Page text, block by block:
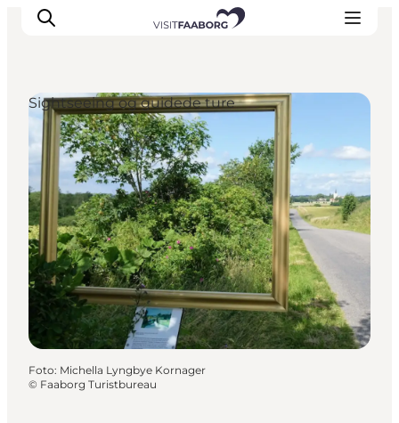
Overnatning
Spisesteder
Oplevelser
Øhop
Outdoor
Det sker
Sightseeing og guidede ture
Foto: Michella Lyngbye Kornager
© Faaborg Turistbureau